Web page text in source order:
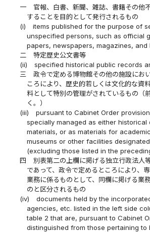
一
官報、白書、新聞、雑誌、書籍その他
することを目的として発行されるもの
(i)
items published for the purpose of
unspecified persons, such as official
papers, newspapers, magazines, and
二
特定歴史公文書等
(ii)
specified historical public records
三
政令で定める博物館その他の施設にお
ころにより、歴史的若しくは文化的な資
料として特別の管理がされているもの（
く。）
(iii)
pursuant to Cabinet Order
specially managed as either historical
materials, or as materials for
museums or other facilities
(excluding those listed in the
四
別表第二の上欄に掲げる独立行政法人
であって、政令で定めるところにより、
業務に係るものとして、同欄に掲げる業
のと区分されるもの
(iv)
documents held by the
agencies, etc. listed in the left side
table 2 that are, pursuant to Cabinet
distinguished from those pertaining to